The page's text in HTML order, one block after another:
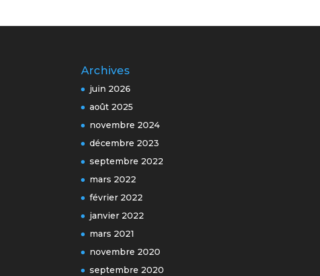
Archives
juin 2026
août 2025
novembre 2024
décembre 2023
septembre 2022
mars 2022
février 2022
janvier 2022
mars 2021
novembre 2020
septembre 2020